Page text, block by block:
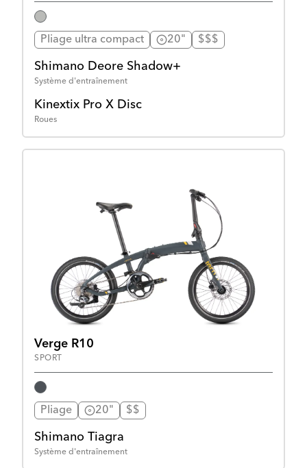
Pliage ultra compact 20" $$$
Shimano Deore Shadow+
Système d'entraînement
Kinextix Pro X Disc
Roues
Verge R10
SPORT
Pliage 20" $$
Shimano Tiagra
Système d'entraînement